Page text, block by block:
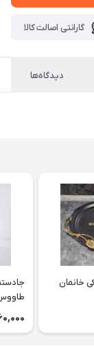
گارانتی اصالت کالا
دیدگاه‌ها
خانمان